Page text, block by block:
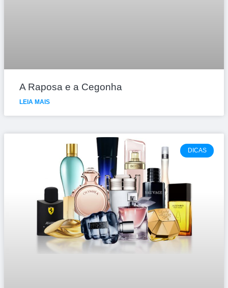
A Raposa e a Cegonha
LEIA MAIS
DICAS